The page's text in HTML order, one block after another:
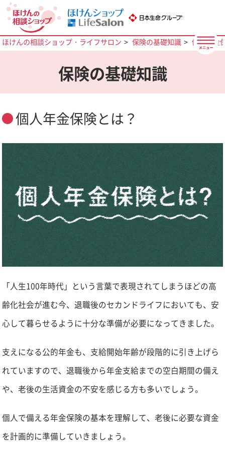
ほけんの相談ショップ・ライフサロン 保険の基礎知識 個人年金
保険の基礎知識
個人年金保険とは？
「人生100年時代」という言葉で表現されてしまうほどの高
齢化社会が進む今、退職後のセカンドライフにおいても、安
心して暮らせるように十分な準備が必要になってきました。
支えになる公的年金も、支給開始年齢が段階的に引き上げら
れていますので、退職後から年金支給までの空白期間の備え
や、老後の生活資金の不安を感じる方も多いでしょう。
個人で備える年金保険の基本を理解して、老後に必要な資金
を計画的に準備していきましょう。